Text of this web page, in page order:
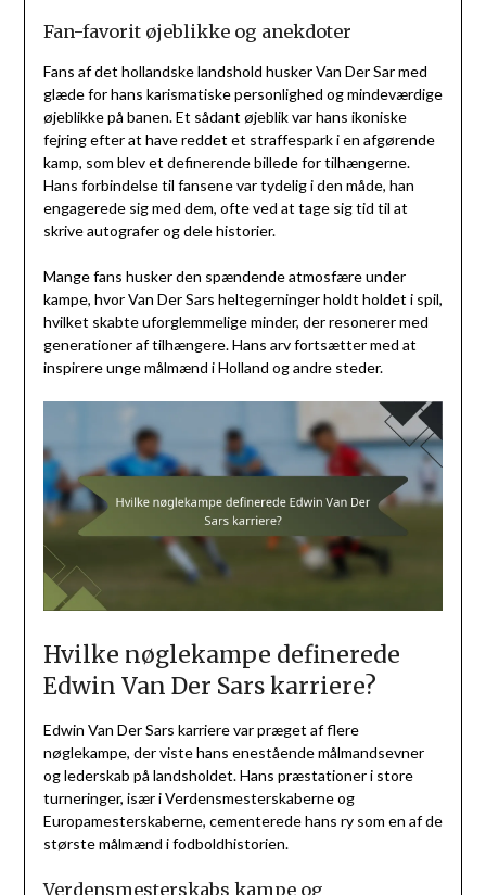
Fan-favorit øjeblikke og anekdoter
Fans af det hollandske landshold husker Van Der Sar med
glæde for hans karismatiske personlighed og mindeværdige
øjeblikke på banen. Et sådant øjeblik var hans ikoniske
fejring efter at have reddet et straffespark i en afgørende
kamp, som blev et definerende billede for tilhængerne.
Hans forbindelse til fansene var tydelig i den måde, han
engagerede sig med dem, ofte ved at tage sig tid til at
skrive autografer og dele historier.
Mange fans husker den spændende atmosfære under
kampe, hvor Van Der Sars heltegerninger holdt holdet i spil,
hvilket skabte uforglemmelige minder, der resonerer med
generationer af tilhængere. Hans arv fortsætter med at
inspirere unge målmænd i Holland og andre steder.
Hvilke nøglekampe definerede
Edwin Van Der Sars karriere?
Edwin Van Der Sars karriere var præget af flere
nøglekampe, der viste hans enestående målmandsevner
og lederskab på landsholdet. Hans præstationer i store
turneringer, især i Verdensmesterskaberne og
Europamesterskaberne, cementerede hans ry som en af de
største målmænd i fodboldhistorien.
Verdensmesterskabs kampe og